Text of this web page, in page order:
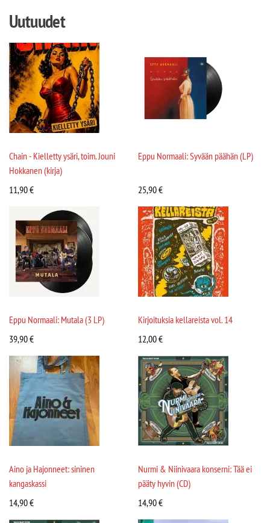
Uutuudet
Chain - Kielletty ysäri, toim. Jouni
Hokkanen (kirja)
11,90€
Eppu Normaali: Syvään päähän (LP)
25,90€
Eppu Normaali: Mutala (3 LP)
39,90€
Kirjoituksia kellareista vol. 14
12,00€
Aino ja Hajonneet: sininen
kangaskassi
14,90€
Nurmi & Niinivaara konserni: Tää ei
pääty hyvin (CD)
14,90€